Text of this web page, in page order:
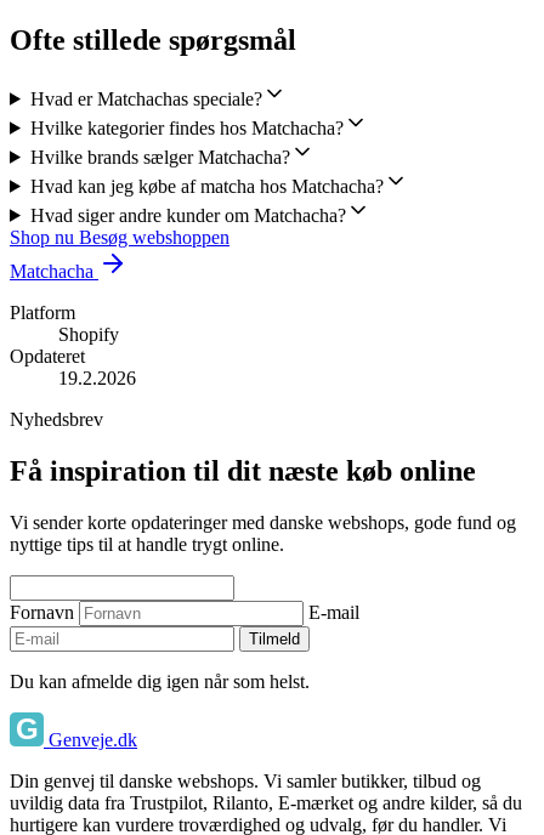
Ofte stillede spørgsmål
Hvad er Matchachas speciale?
Hvilke kategorier findes hos Matchacha?
Hvilke brands sælger Matchacha?
Hvad kan jeg købe af matcha hos Matchacha?
Hvad siger andre kunder om Matchacha?
Shop nu Besøg webshoppen
Matchacha
Platform
Shopify
Opdateret
19.2.2026
Nyhedsbrev
Få inspiration til dit næste køb online
Vi sender korte opdateringer med danske webshops, gode fund og
nyttige tips til at handle trygt online.
Fornavn E-mail
Tilmeld
Du kan afmelde dig igen når som helst.
Genveje.dk
Din genvej til danske webshops. Vi samler butikker, tilbud og
uvildig data fra Trustpilot, Rilanto, E-mærket og andre kilder, så du
hurtigere kan vurdere troværdighed og udvalg, før du handler. Vi